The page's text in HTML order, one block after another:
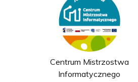
Centrum Mistrzostwa
Informatycznego